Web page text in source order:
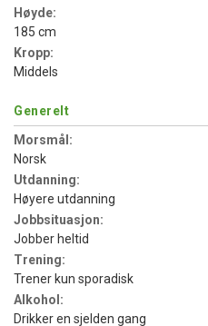
Høyde:
185 cm
Kropp:
Middels
Generelt
Morsmål:
Norsk
Utdanning:
Høyere utdanning
Jobbsituasjon:
Jobber heltid
Trening:
Trener kun sporadisk
Alkohol:
Drikker en sjelden gang